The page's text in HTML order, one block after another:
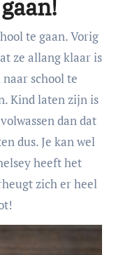
te gaan. Vorig
ze allang klaar is
school te
Kind laten zijn is
dan dat
dus. Je kan wel
heeft het
zich er heel